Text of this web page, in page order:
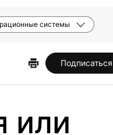
системы
Подписаться
или